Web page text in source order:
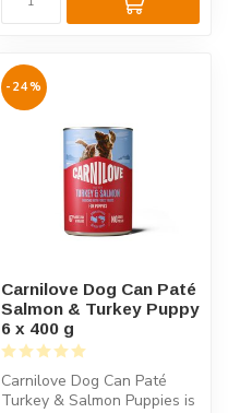
-24%
Carnilove Dog Can Paté
Salmon & Turkey Puppy
6 x 400 g
Carnilove Dog Can Paté
Turkey & Salmon Puppies is